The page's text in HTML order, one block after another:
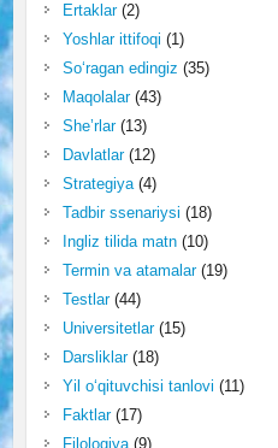
Ertaklar(2)
Yoshlar ittifoqi (1)
So‘ragan edingiz (35)
Maqolalar(43)
She’rlar(13)
Davlatlar(12)
Strategiya(4)
Tadbir ssenariysi (18)
Ingliz tilida matn(10)
Termin va atamalar(19)
Testlar(44)
Universitetlar(15)
Darsliklar(18)
Yil o‘qituvchisi tanlovi (11)
Faktlar(17)
Filologiya(9)